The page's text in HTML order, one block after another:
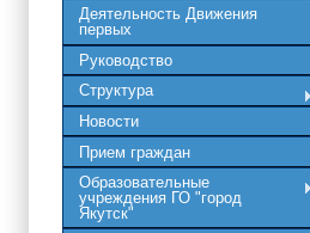
Деятельность Движения
первых
Руководство
Структура
Новости
Прием граждан
Образовательные
учреждения ГО "город
Якутск"